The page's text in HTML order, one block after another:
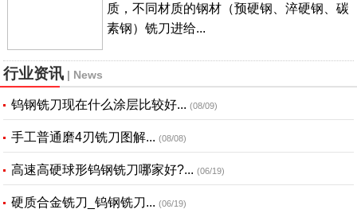
质，不同材质的钢材（预硬钢、淬硬钢、碳
素钢）铣刀进给...
行业资讯 | News
钨钢铣刀现在什么涂层比较好... (08/09)
手工普通磨4刃铣刀图解... (08/08)
高速高硬球形钨钢铣刀哪家好?... (06/19)
硬质合金铣刀_钨钢铣刀... (06/19)